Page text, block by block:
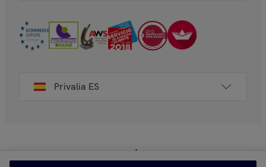
Privalia ES